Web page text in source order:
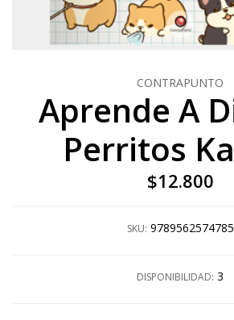
CONTRAPUNTO
Aprende A
Perritos
$12.800
SKU: 9789562574785
DISPONIBILIDAD: 3